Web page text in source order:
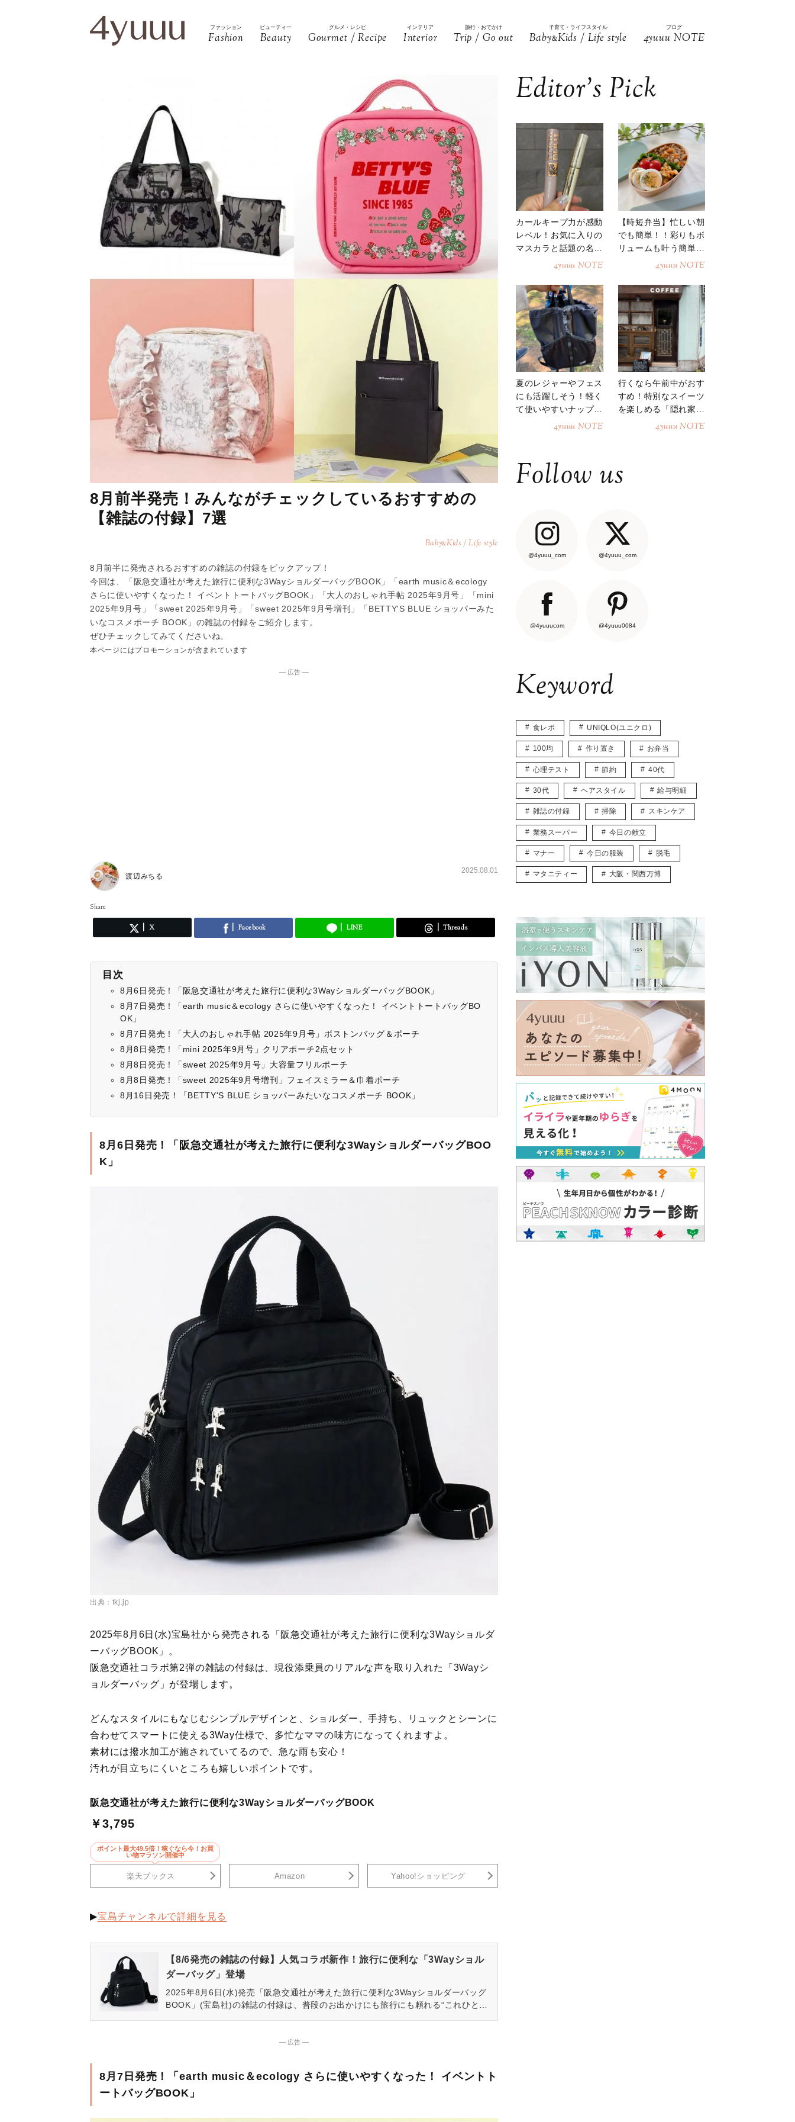
ファッション
Fashion
ビューティー
Beauty
グルメ・レシピ
Gourmet / Recipe
インテリア
Interior
旅行・おでかけ
Trip / Go out
子育て・ライフスタイル
Baby&Kids / Life style
ブログ
4yuuu NOTE
8月前半発売！みんながチェックしているおすすめの
【雑誌の付録】7選
Baby&Kids / Life style
8月前半に発売されるおすすめの雑誌の付録をピックアップ！
今回は、「阪急交通社が考えた旅行に便利な3WayショルダーバッグBOOK」「earth music＆ecology
さらに使いやすくなった！ イベントトートバッグBOOK」「大人のおしゃれ手帖 2025年9月号」「mini
2025年9月号」「sweet 2025年9月号」「sweet 2025年9月号増刊」「BETTY'S BLUE ショッパーみた
いなコスメポーチ BOOK」の雑誌の付録をご紹介します。
ぜひチェックしてみてくださいね。
本ページにはプロモーションが含まれています
― 広告 ―
渡辺みちる
2025.08.01
Share
X Facebook LINE Threads
目次
8月6日発売！「阪急交通社が考えた旅行に便利な3WayショルダーバッグBOOK」
8月7日発売！「earth music＆ecology さらに使いやすくなった！ イベントトートバッグBO
OK」
8月7日発売！「大人のおしゃれ手帖 2025年9月号」ボストンバッグ＆ポーチ
8月8日発売！「mini 2025年9月号」クリアポーチ2点セット
8月8日発売！「sweet 2025年9月号」大容量フリルポーチ
8月8日発売！「sweet 2025年9月号増刊」フェイスミラー＆巾着ポーチ
8月16日発売！「BETTY'S BLUE ショッパーみたいなコスメポーチ BOOK」
8月6日発売！「阪急交通社が考えた旅行に便利な3WayショルダーバッグBOO
K」
出典：tkj.jp
2025年8月6日(水)宝島社から発売される「阪急交通社が考えた旅行に便利な3Wayショルダ
ーバッグBOOK」。
阪急交通社コラボ第2弾の雑誌の付録は、現役添乗員のリアルな声を取り入れた「3Wayシ
ョルダーバッグ」が登場します。
どんなスタイルにもなじむシンプルデザインと、ショルダー、手持ち、リュックとシーンに
合わせてスマートに使える3Way仕様で、多忙なママの味方になってくれますよ。
素材には撥水加工が施されていてるので、急な雨も安心！
汚れが目立ちにくいところも嬉しいポイントです。
阪急交通社が考えた旅行に便利な3WayショルダーバッグBOOK
￥3,795
ポイント最大49.5倍！稼ぐなら今！お買
い物マラソン開催中
楽天ブックス Amazon Yahoo!ショッピング
▶宝島チャンネルで詳細を見る
【8/6発売の雑誌の付録】人気コラボ新作！旅行に便利な「3Wayショル
ダーバッグ」登場
2025年8月6日(水)発売「阪急交通社が考えた旅行に便利な3Wayショルダーバッグ
BOOK」(宝島社)の雑誌の付録は、普段のお出かけにも旅行にも頼れる“これひとつ
― 広告 ―
8月7日発売！「earth music＆ecology さらに使いやすくなった！ イベントト
ートバッグBOOK」
Editor’s Pick
カールキープ力が感動
レベル！お気に入りの
マスカラと話題の名品
4yuuu NOTE
【時短弁当】忙しい朝
でも簡単！！彩りもボ
リュームも叶う簡単そ
4yuuu NOTE
夏のレジャーやフェス
にも活躍しそう！軽く
て使いやすいナップサ
4yuuu NOTE
行くなら午前中がおす
すめ！特別なスイーツ
を楽しめる「隠れ家カ
4yuuu NOTE
Follow us
@4yuuu_com @4yuuu_com
@4yuuucom @4yuuu0084
Keyword
食レポ UNIQLO(ユニクロ)
100均 作り置き お弁当
心理テスト 節約 40代
30代 ヘアスタイル 給与明細
雑誌の付録 掃除 スキンケア
業務スーパー 今日の献立
マナー 今日の服装 脱毛
マタニティー 大阪・関西万博